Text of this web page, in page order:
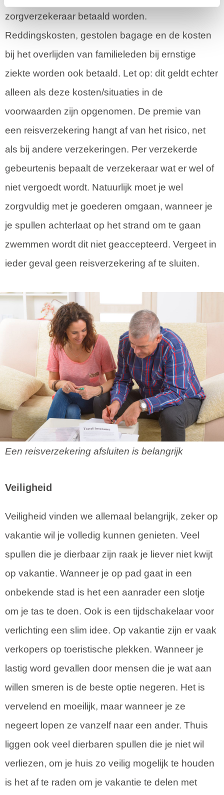
zorgverzekeraar betaald worden.
Reddingskosten, gestolen bagage en de kosten
bij het overlijden van familieleden bij ernstige
ziekte worden ook betaald. Let op: dit geldt echter
alleen als deze kosten/situaties in de
voorwaarden zijn opgenomen. De premie van
een reisverzekering hangt af van het risico, net
als bij andere verzekeringen. Per verzekerde
gebeurtenis bepaalt de verzekeraar wat er wel of
niet vergoedt wordt. Natuurlijk moet je wel
zorgvuldig met je goederen omgaan, wanneer je
je spullen achterlaat op het strand om te gaan
zwemmen wordt dit niet geaccepteerd. Vergeet in
ieder geval geen reisverzekering af te sluiten.
Een reisverzekering afsluiten is belangrijk
Veiligheid
Veiligheid vinden we allemaal belangrijk, zeker op
vakantie wil je volledig kunnen genieten. Veel
spullen die je dierbaar zijn raak je liever niet kwijt
op vakantie. Wanneer je op pad gaat in een
onbekende stad is het een aanrader een slotje
om je tas te doen. Ook is een tijdschakelaar voor
verlichting een slim idee. Op vakantie zijn er vaak
verkopers op toeristische plekken. Wanneer je
lastig word gevallen door mensen die je wat aan
willen smeren is de beste optie negeren. Het is
vervelend en moeilijk, maar wanneer je ze
negeert lopen ze vanzelf naar een ander. Thuis
liggen ook veel dierbaren spullen die je niet wil
verliezen, om je huis zo veilig mogelijk te houden
is het af te raden om je vakantie te delen met